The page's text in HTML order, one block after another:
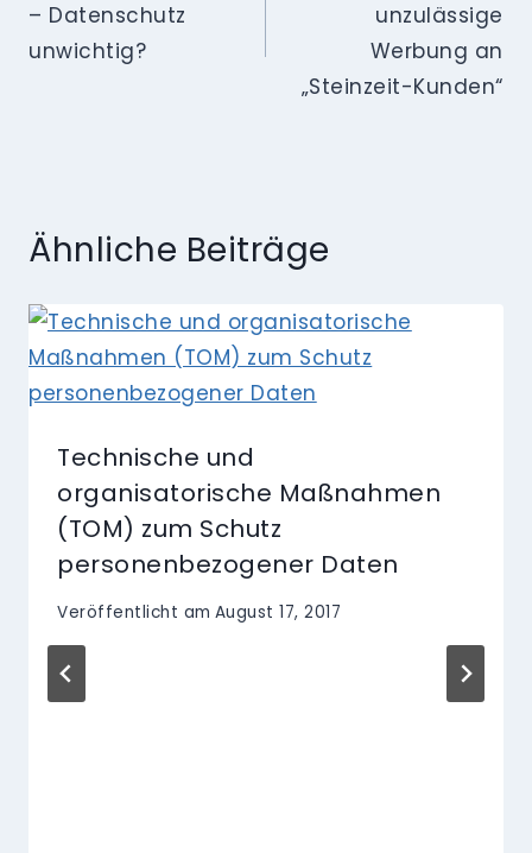
– Datenschutz
unwichtig?
unzulässige
Werbung an
„Steinzeit-Kunden“
Ähnliche Beiträge
Technische und
organisatorische Maßnahmen
(TOM) zum Schutz
personenbezogener Daten
Veröffentlicht am August 17, 2017